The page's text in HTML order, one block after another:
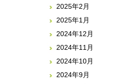
2025年2月
2025年1月
2024年12月
2024年11月
2024年10月
2024年9月